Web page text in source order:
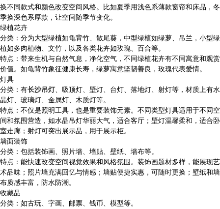
换不同款式和颜色改变空间风格。比如夏季用浅色系薄款窗帘和床品，冬
季换深色系厚款，让空间随季节变化。
绿植花卉
分类：分为大型绿植如龟背竹、散尾葵，中型绿植如绿萝、吊兰，小型绿
植如多肉植物、文竹，以及各类花卉如玫瑰、百合等。
特点：带来生机与自然气息，净化空气，不同绿植花卉有不同寓意和观赏
价值。如龟背竹象征健康长寿，绿萝寓意坚韧善良，玫瑰代表爱情。
灯具
分类：有长沙吊灯、吸顶灯、壁灯、台灯、落地灯、射灯等，材质上有水
晶灯、玻璃灯、金属灯、木质灯等。
特点：不仅是照明工具，也是重要装饰元素。不同类型灯具适用于不同空
间和氛围营造，如水晶吊灯华丽大气，适合客厅；壁灯温馨柔和，适合卧
室走廊；射灯可突出展示品，用于展示柜。
墙面装饰
分类：包括装饰画、照片墙、墙贴、壁纸、墙布等。
特点：能快速改变空间视觉效果和风格氛围。装饰画题材多样，能展现艺
术品味；照片墙充满回忆与情感；墙贴便捷实惠，可随时更换；壁纸和墙
布质感丰富，防水防潮。
收藏品
分类：如古玩、字画、邮票、钱币、模型等。